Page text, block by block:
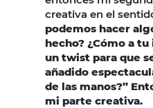
creativa en el
podemos hacer
hecho? ¿Cómo a
un twist para que
añadido
de las manos?”
mi parte creativa.